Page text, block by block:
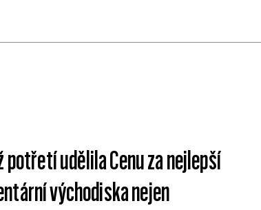
udělila Cenu za nejlepší
východiska nejen